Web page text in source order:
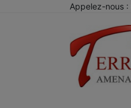
Appelez-nous :